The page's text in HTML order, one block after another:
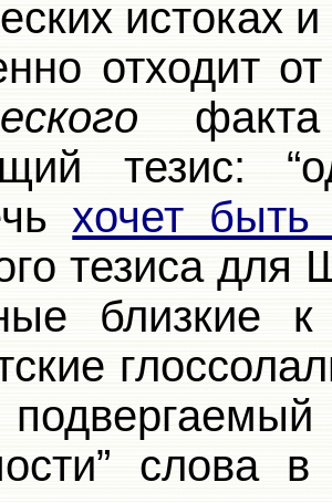
истоках
отходит
тезис:
хочет быть
тезиса для
близкие
слова